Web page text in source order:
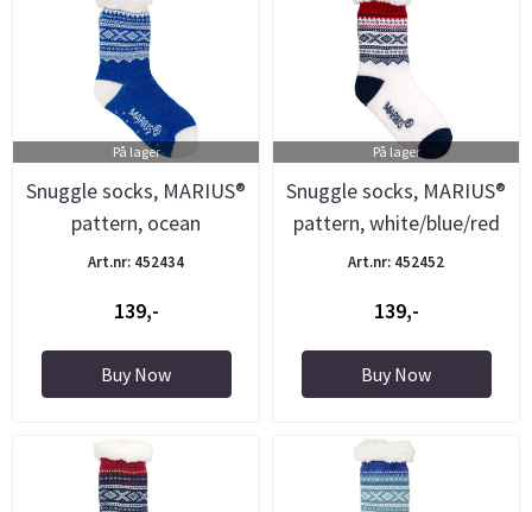
På lager
Snuggle socks, MARIUS®
pattern, ocean
blue/white
Art.nr: 452434
139,-
Buy Now
På lager
Snuggle socks, MARIUS®
pattern, white/blue/red
Art.nr: 452452
139,-
Buy Now